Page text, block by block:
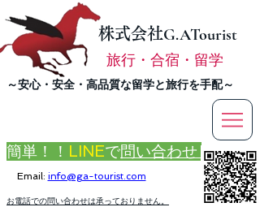
株式会社G.ATourist
旅行・合宿・留学
​～安心・安全・高品質な留学と旅行を手配～
Email: info@ga-tourist.com
簡単！！ LINEで問い合わせ
お電話での問い合わせは承っておりません。